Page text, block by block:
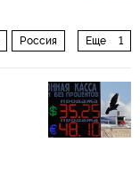
Еще 1
Россия